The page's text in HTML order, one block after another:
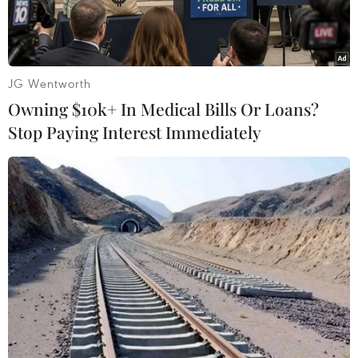
Kiểm tra một cửa hàng kinh doanh thức ăn chăn nuôi. (Nguồn:
TTXVN)
Bộ Nông nghiệp và Phát triển nông thôn có văn
bản về việc phát hiện một số doanh nghiệp sử
dụng hóa chất trong sản xuất, kinh doanh thức
JG Wentworth
Owning $10k+ In Medical Bills Or Loans?
Stop Paying Interest Immediately